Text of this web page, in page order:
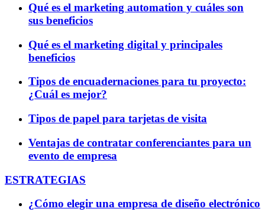
Qué es el marketing automation y cuáles son
sus beneficios
Qué es el marketing digital y principales
beneficios
Tipos de encuadernaciones para tu proyecto:
¿Cuál es mejor?
Tipos de papel para tarjetas de visita
Ventajas de contratar conferenciantes para un
evento de empresa
ESTRATEGIAS
¿Cómo elegir una empresa de diseño electrónico